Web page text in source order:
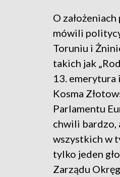
O
mówili
Toruniu i
takich jak
13. emerytura
Kosma
Parlamentu
chwili bardzo,
wszystkich w
tylko jeden
Zarządu